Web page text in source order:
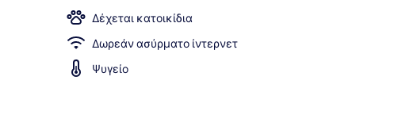
Δέχεται κατοικίδια
Δωρεάν ασύρματο ίντερνετ
Ψυγείο